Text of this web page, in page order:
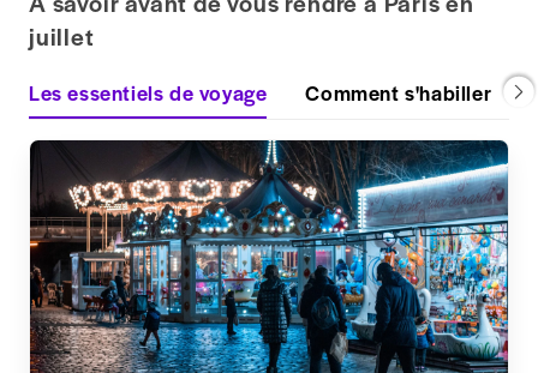
juillet
Les essentiels de voyage Comment s'habiller